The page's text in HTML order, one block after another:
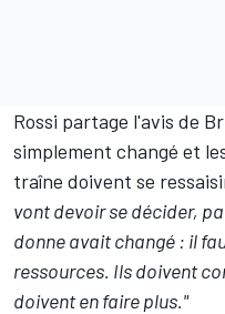
Rossi partage l'avis de
simplement changé et
traîne doivent se
vont devoir se décider,
donne avait changé : il
ressources. Ils doivent
doivent en faire plus."